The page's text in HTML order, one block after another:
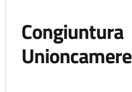
Congiuntura
Unioncamere